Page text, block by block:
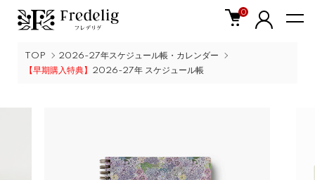
0
TOP
2026-27年スケジュール帳・カレンダー
【早期購入特典】 2026-27年 スケジュール帳